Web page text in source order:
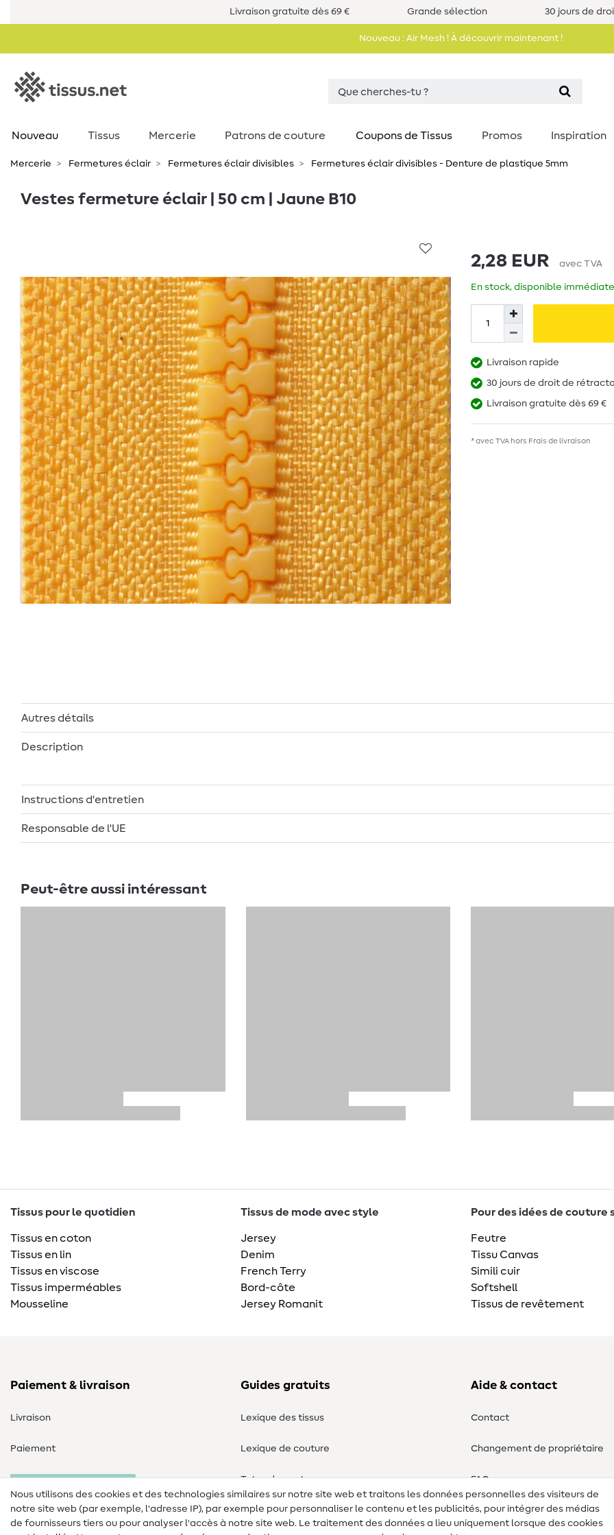
Livraison gratuite dès 69 € Grande sélection 30 jours de
Nouveau : Air Mesh ! À découvrir maintenant !
Nouveau Tissus Mercerie Patrons de couture Coupons de Tissus Promos Inspiration
Mercerie Fermetures éclair Fermetures éclair divisibles Fermetures éclair divisibles - Denture de plastique 5mm
Vestes fermeture éclair | 50 cm | Jaune B10
2,28 EUR avec TVA
En stock, disponible
Livraison rapide
30 jours de droit de
Livraison gratuite dès 69 €
* avec TVA hors Frais de livraison
Autres détails
Description
Instructions d'entretien
Responsable de l'UE
Peut-être aussi intéressant
Tissus pour le quotidien
Tissus en coton
Tissus en lin
Tissus en viscose
Tissus imperméables
Mousseline
Tissus de mode avec style
Jersey
Denim
French Terry
Bord-côte
Jersey Romanit
Pour des idées de couture
Feutre
Tissu Canvas
Simili cuir
Softshell
Tissus de revêtement
Paiement & livraison
Livraison
Paiement
Guides gratuits
Lexique des tissus
Lexique de couture
Tutos de couture
Aide & contact
Contact
Changement de propriétaire
FAQ
Droit de rétractation
Nous utilisons des cookies et des technologies similaires sur notre site web et traitons les données personnelles des visiteurs de
notre site web (par exemple, l'adresse IP), par exemple pour personnaliser le contenu et les publicités, pour intégrer des médias
de fournisseurs tiers ou pour analyser l'accès à notre site web. Le traitement des données a lieu uniquement lorsque des cookies